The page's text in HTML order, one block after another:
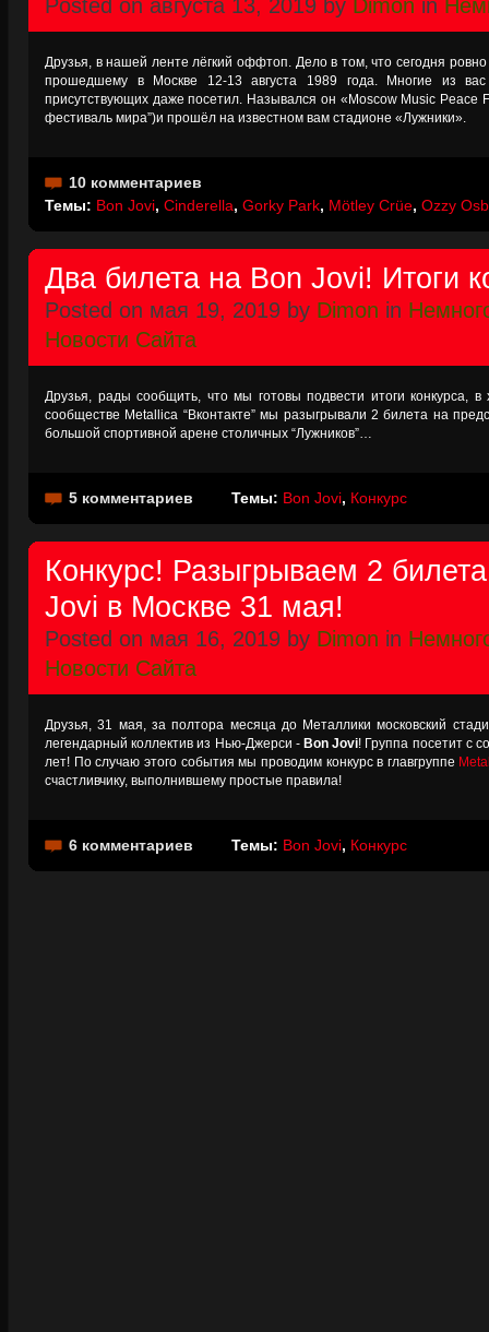
Posted on августа 13, 2019 by Dimon in
Друзья, в нашей ленте лёгкий оффтоп. Дело в том, что сегодня
прошедшему в Москве 12-13 августа 1989 года. Многие из
присутствующих даже посетил. Назывался он «Moscow Music Peace
фестиваль мира”)и прошёл на известном вам стадионе «Лужники».
10 комментариев
Темы: Bon Jovi, Cinderella, Gorky Park, Mötley Crüe, Ozzy
Два билета на Bon Jovi! Итоги
Posted on мая 19, 2019 by Dimon in
Новости Сайта
Друзья, рады сообщить, что мы готовы подвести итоги конкурса,
сообществе Metallica “Вконтакте” мы разыгрывали 2 билета на
большой спортивной арене столичных “Лужников”…
5 комментариев Темы: Bon Jovi, Конкурс
Конкурс! Разыгрываем 2
Jovi в Москве 31 мая!
Posted on мая 16, 2019 by Dimon in
Новости Сайта
Друзья, 31 мая, за полтора месяца до Металлики московский
легендарный коллектив из Нью-Джерси - Bon Jovi! Группа посетит с
лет! По случаю этого события мы проводим конкурс в главгруппе
счастливчику, выполнившему простые правила!
6 комментариев Темы: Bon Jovi, Конкурс